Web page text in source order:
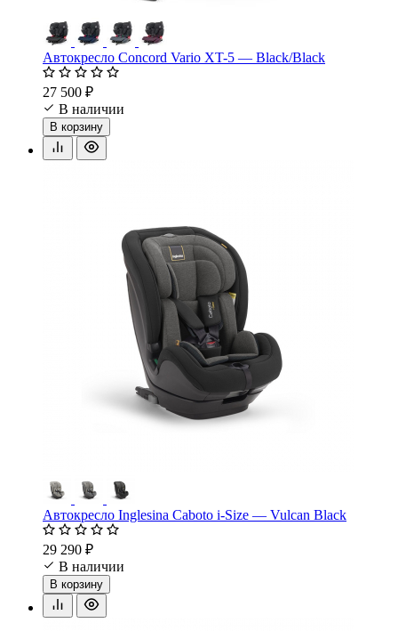
Автокресло Concord Vario XT-5 — Black/Black
27 500 ₽
В наличии
В корзину
Автокресло Inglesina Caboto i-Size — Vulcan Black
29 290 ₽
В наличии
В корзину